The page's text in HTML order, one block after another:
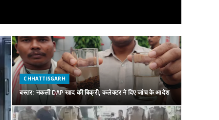
CHHATTISGARH
बस्तर: नकली DAP खाद की बिक्री, कलेक्टर ने दिए जांच के आदेश